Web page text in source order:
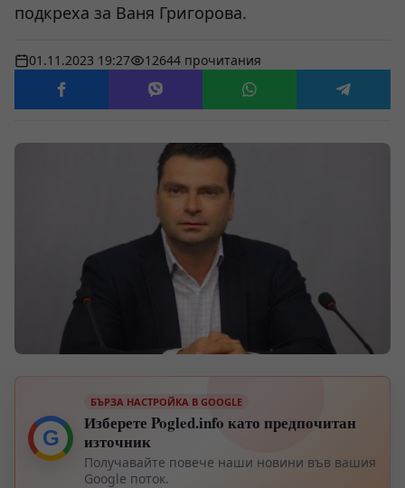
подкреха за Ваня Григорова.
01.11.2023 19:27 12644 прочитания
G
БЪРЗА НАСТРОЙКА В GOOGLE
Изберете Pogled.info като предпочитан
източник
Получавайте повече наши новини във вашия
Google поток.